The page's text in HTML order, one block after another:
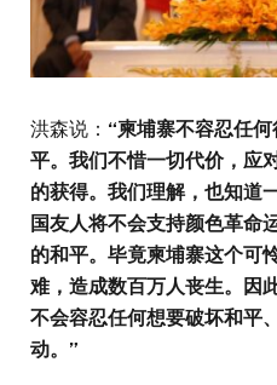
洪森说： “柬埔寨不容忍任
平。我们不惜一切代价，应
的获得。我们理解，也知道
国友人将不会支持颜色革命
的和平。毕竟柬埔寨这个可
难，造成数百万人丧生。因
不会容忍任何想要破坏和平
动。 ”